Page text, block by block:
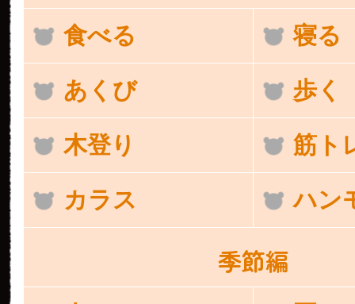
食べる 寝る
あくび 歩く
木登り 筋ト
カラス ハン
季節編